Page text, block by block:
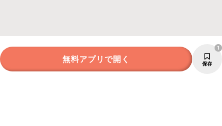
無料アプリで開く 保存
1